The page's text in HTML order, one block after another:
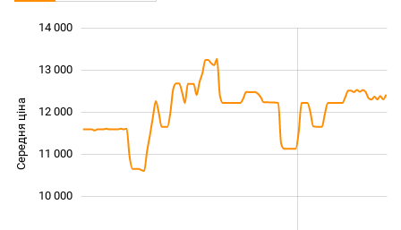
Середня ціна
10 000
11 000
12 000
13 000
14 000